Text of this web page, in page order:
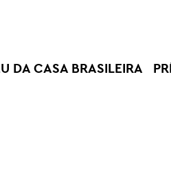
DA CASA BRASILEIRA